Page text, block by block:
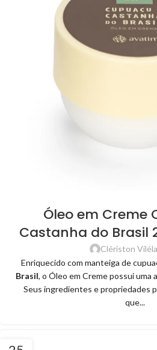
Óleo em Creme
Castanha do Brasil
Clériston Viléla
Enriquecido com manteiga de
Brasil, o Óleo em Creme possui
Seus ingredientes e propriedades
que...